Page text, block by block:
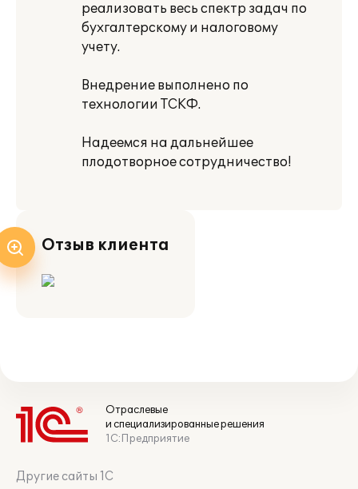
реализовать весь спектр задач по
бухгалтерскому и налоговому
учету.
Внедрение выполнено по
технологии ТСКФ.
Надеемся на дальнейшее
плодотворное сотрудничество!
Отзыв клиента
Отраслевые
и специализированные решения
1С:Предприятие
Другие сайты 1С